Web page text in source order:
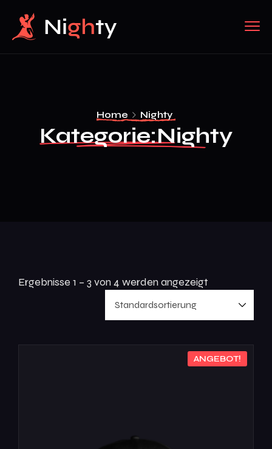
Home Nighty
Kategorie:Nighty
Ergebnisse 1 – 3 von 4 werden angezeigt
ANGEBOT!